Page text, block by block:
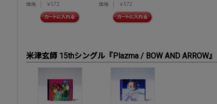
価格
￥572
価格
￥572
米津玄師 15thシングル『Plazma / BOW AND ARROW』